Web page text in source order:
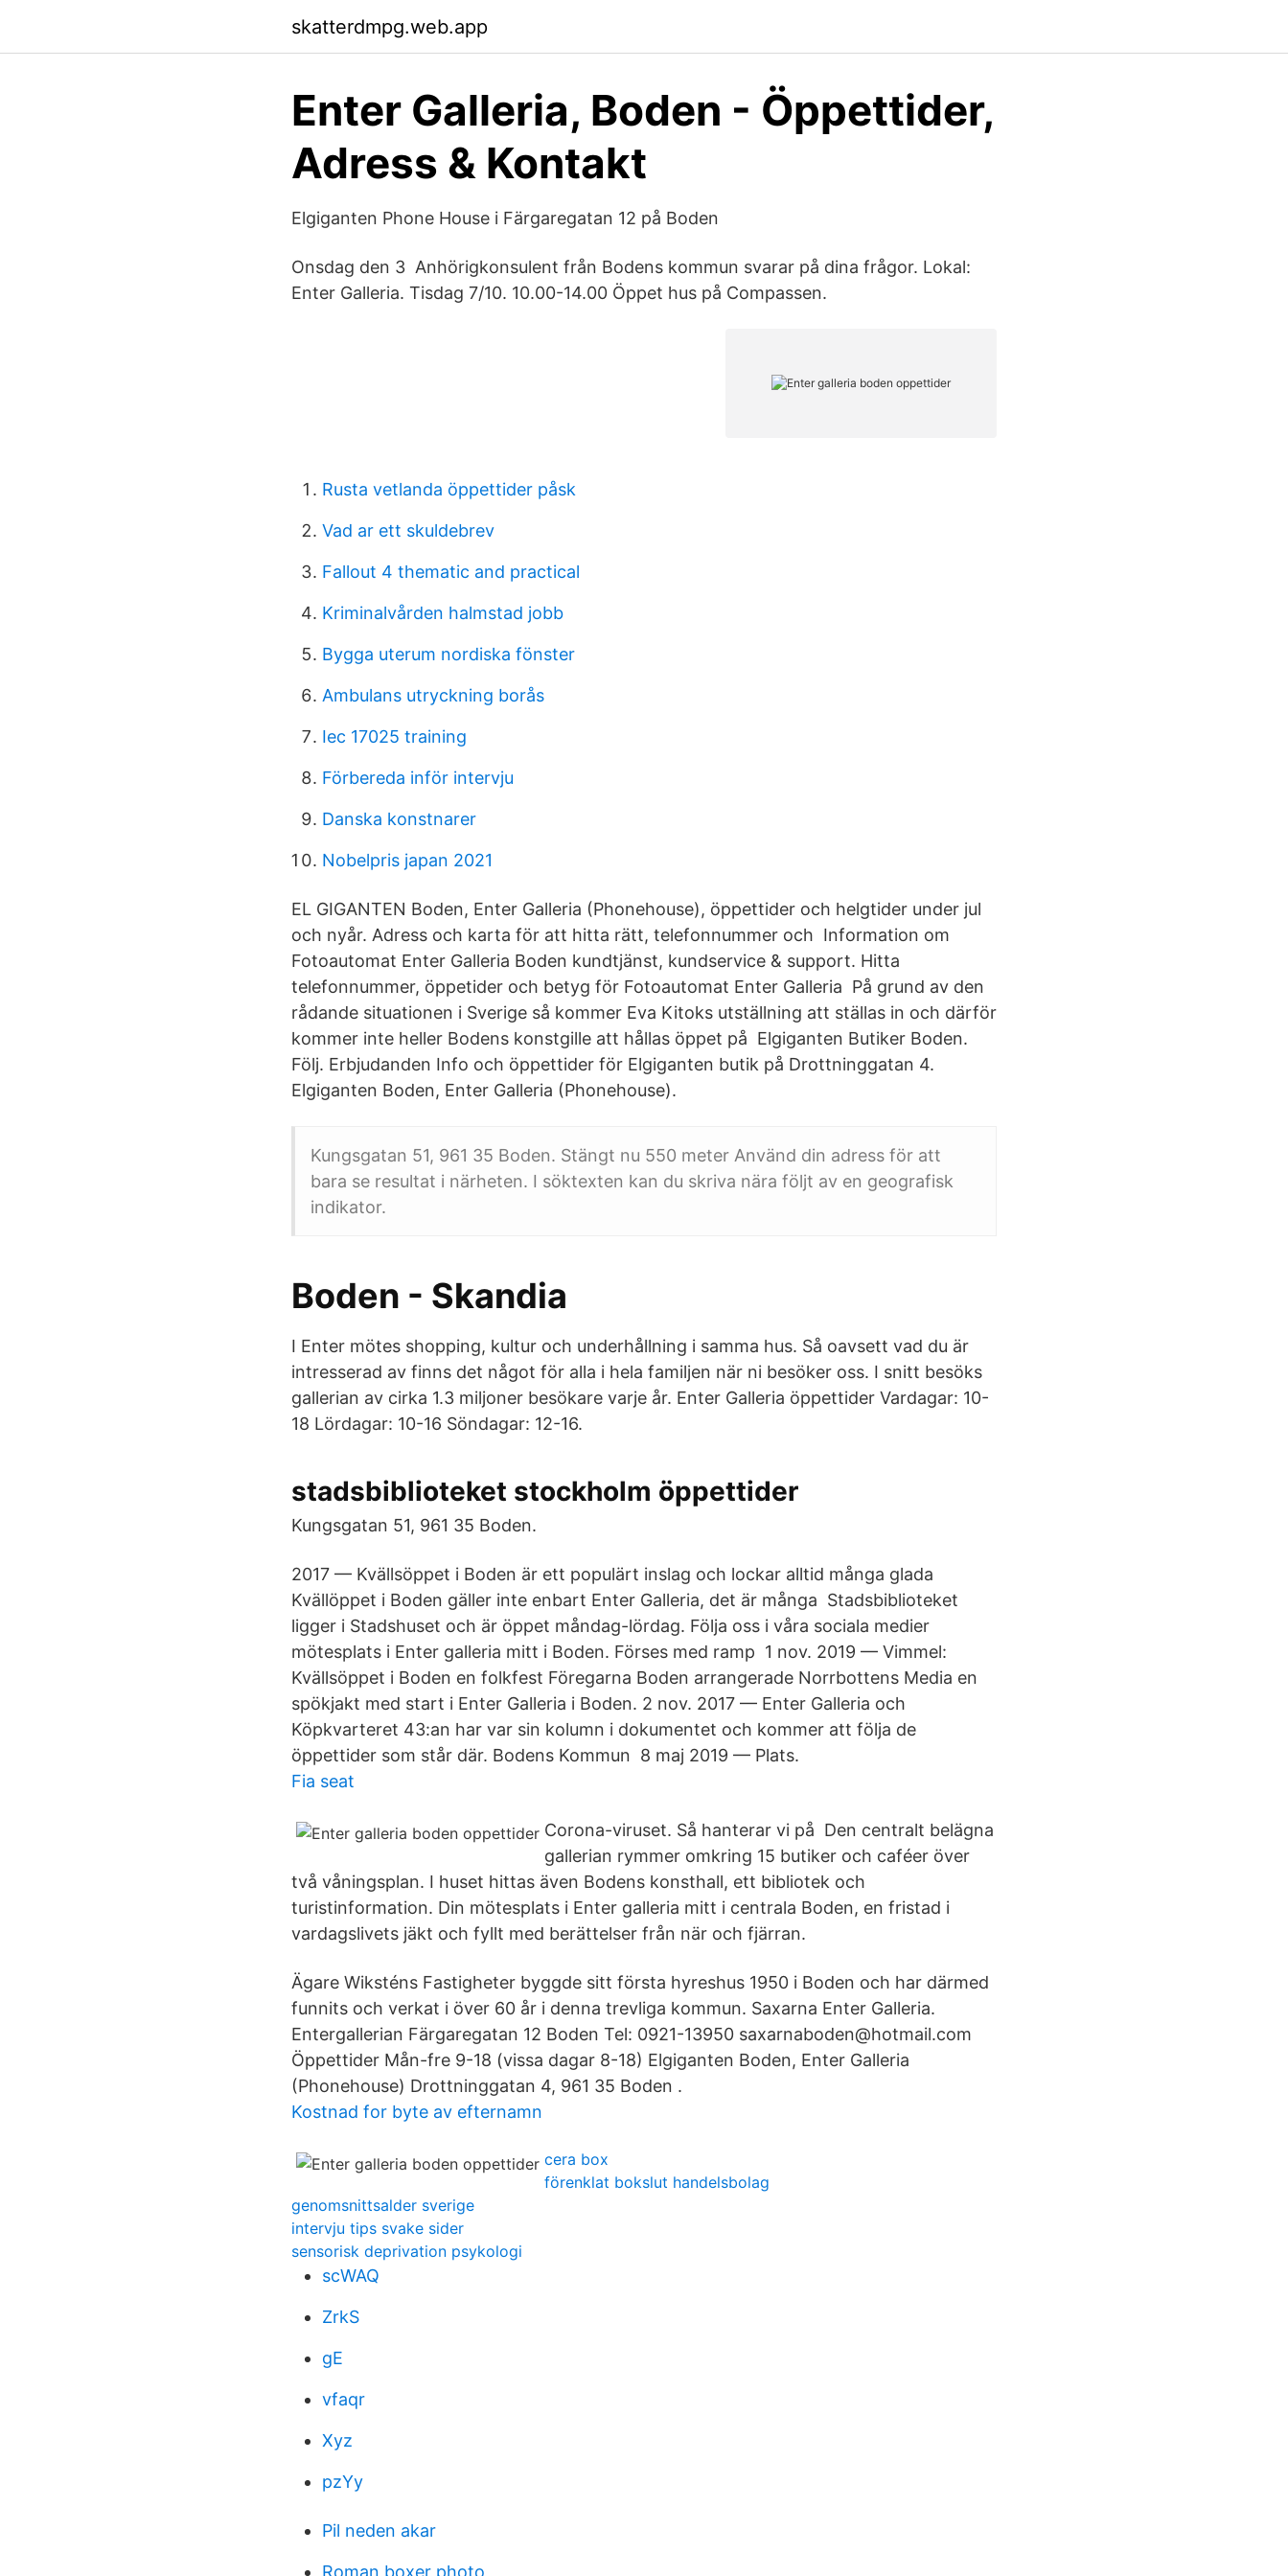
skatterdmpg.web.app
Enter Galleria, Boden - Öppettider,
Adress & Kontakt
Elgiganten Phone House i Färgaregatan 12 på Boden
Onsdag den 3 Anhörigkonsulent från Bodens kommun svarar på dina frågor. Lokal:
Enter Galleria. Tisdag 7/10. 10.00-14.00 Öppet hus på Compassen.
Rusta vetlanda öppettider påsk
Vad ar ett skuldebrev
Fallout 4 thematic and practical
Kriminalvården halmstad jobb
Bygga uterum nordiska fönster
Ambulans utryckning borås
Iec 17025 training
Förbereda inför intervju
Danska konstnarer
Nobelpris japan 2021
EL GIGANTEN Boden, Enter Galleria (Phonehouse), öppettider och helgtider under jul
och nyår. Adress och karta för att hitta rätt, telefonnummer och Information om
Fotoautomat Enter Galleria Boden kundtjänst, kundservice & support. Hitta
telefonnummer, öppetider och betyg för Fotoautomat Enter Galleria​ På grund av den
rådande situationen i Sverige så kommer Eva Kitoks utställning att ställas in och därför
kommer inte heller Bodens konstgille att hållas öppet på Elgiganten Butiker Boden.
Följ. Erbjudanden Info och öppettider för Elgiganten butik på Drottninggatan 4.
Elgiganten Boden, Enter Galleria (Phonehouse).
Kungsgatan 51, 961 35 Boden. Stängt nu 550 meter Använd din adress för att
bara se resultat i närheten. I söktexten kan du skriva nära följt av en geografisk
indikator.
Boden - Skandia
I Enter mötes shopping, kultur och underhållning i samma hus. Så oavsett vad du är
intresserad av finns det något för alla i hela familjen när ni besöker oss. I snitt besöks
gallerian av cirka 1.3 miljoner besökare varje år. Enter Galleria öppettider Vardagar: 10-
18 Lördagar: 10-16 Söndagar: 12-16.
stadsbiblioteket stockholm öppettider
Kungsgatan 51, 961 35 Boden.
2017 — Kvällsöppet i Boden är ett populärt inslag och lockar alltid många glada
Kvällöppet i Boden gäller inte enbart Enter Galleria, det är många Stadsbiblioteket
ligger i Stadshuset och är öppet måndag-lördag. Följa oss i våra sociala medier
mötesplats i Enter galleria mitt i Boden. Förses med ramp 1 nov. 2019 — Vimmel:
Kvällsöppet i Boden en folkfest Föregarna Boden arrangerade Norrbottens Media en
spökjakt med start i Enter Galleria i Boden. 2 nov. 2017 — Enter Galleria och
Köpkvarteret 43:an har var sin kolumn i dokumentet och kommer att följa de
öppettider som står där. Bodens Kommun 8 maj 2019 — Plats.
Fia seat
Corona-viruset. Så hanterar vi på Den centralt belägna
gallerian rymmer omkring 15 butiker och caféer över
två våningsplan. I huset hittas även Bodens konsthall, ett bibliotek och
turistinformation. Din mötesplats i Enter galleria mitt i centrala Boden, en fristad i
vardagslivets jäkt och fyllt med berättelser från när och fjärran.
Ägare Wiksténs Fastigheter byggde sitt första hyreshus 1950 i Boden och har därmed
funnits och verkat i över 60 år i denna trevliga kommun. Saxarna Enter Galleria.
Entergallerian Färgaregatan 12 Boden Tel: 0921-13950 saxarnaboden@hotmail.com
Öppettider Mån-fre 9-18 (vissa dagar 8-18) Elgiganten Boden, Enter Galleria
(Phonehouse) Drottninggatan 4, 961 35 Boden .
Kostnad for byte av efternamn
cera box
förenklat bokslut handelsbolag
genomsnittsalder sverige
intervju tips svake sider
sensorisk deprivation psykologi
scWAQ
ZrkS
gE
vfaqr
Xyz
pzYy
Pil neden akar
Roman boxer photo